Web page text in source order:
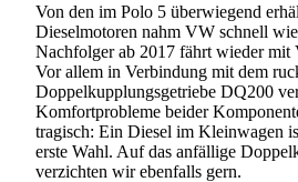
Von den im Polo 5 überwiegend
Dieselmotoren nahm VW schnell
Nachfolger ab 2017 fährt wieder mit
Vor allem in Verbindung mit dem
Doppelkupplungsgetriebe DQ200
Komfortprobleme beider
tragisch: Ein Diesel im Kleinwagen
erste Wahl. Auf das anfällige
verzichten wir ebenfalls gern.